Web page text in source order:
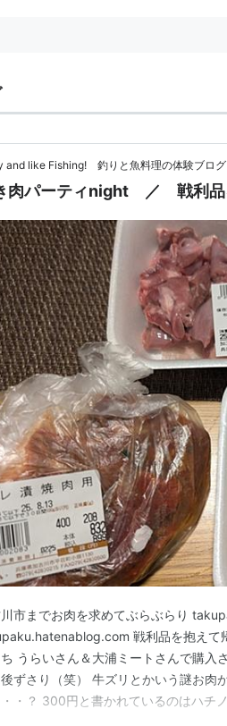
and like Fishing! 釣りと魚料理の体験ブログ
肉パーティnight ／ 戦利品
市までお肉を求めてぶらぶらり
戦利品を抱えて
うらいさん＆大浦ミートさんで購入
ずさり（笑） 牛ズリとかいう謎お肉
・？ 300円と書かれているのはハチ